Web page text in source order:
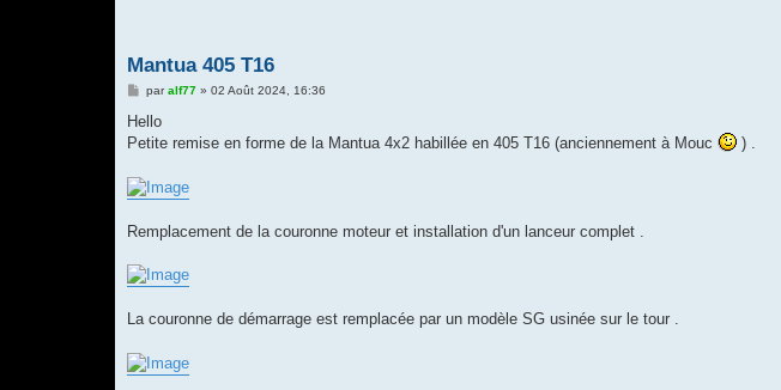
Mantua 405 T16
M
s
a
e
paralf77» 02 Août 2024, 16:36
Hello
Petite remise en forme de la Mantua 4x2 habillée en 405 T16 (anciennement à Mouc
) .
Remplacement de la couronne moteur et installation d'un lanceur complet .
La couronne de démarrage est remplacée par un modèle SG usinée sur le tour .